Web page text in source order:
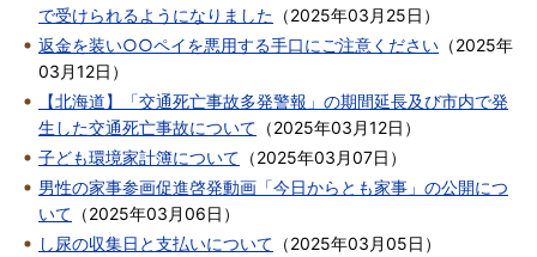
で受けられるようになりました （2025年03月25日 ）
返金を装い○○ペイを悪用する手口にご注意ください （2025年
03月12日 ）
【北海道】「交通死亡事故多発警報」の期間延長及び市内で発
生した交通死亡事故について （2025年03月12日 ）
子ども環境家計簿について （2025年03月07日 ）
男性の家事参画促進啓発動画「今日からとも家事」の公開につ
いて （2025年03月06日 ）
し尿の収集日と支払いについて （2025年03月05日 ）